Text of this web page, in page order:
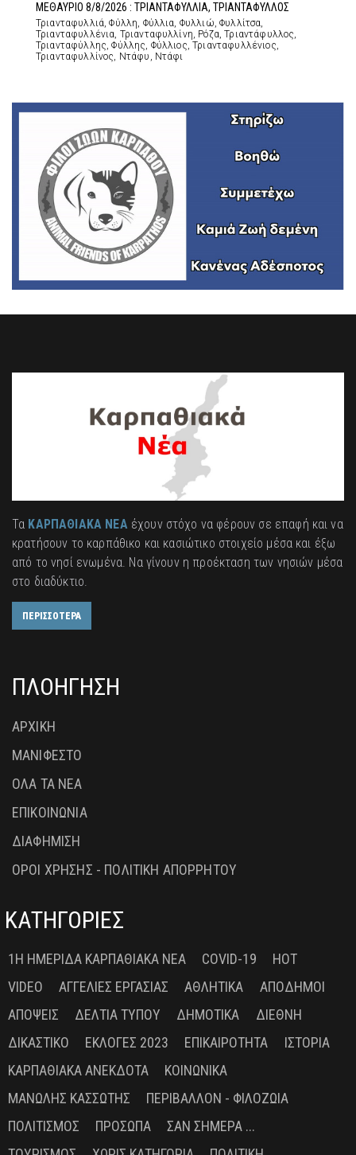
ΜΕΘΑΥΡΙΟ 8/8/2026 : ΤΡΙΑΝΤΑΦΥΛΛΙΑ, ΤΡΙΑΝΤΑΦΥΛΛΟΣ
Τριανταφυλλιά, Φύλλη, Φύλλια, Φυλλιώ, Φυλλίτσα,
Τριανταφυλλένια, Τριανταφυλλίνη, Ρόζα, Τριαντάφυλλος,
Τριανταφύλλης, Φύλλης, Φύλλιος, Τριανταφυλλένιος,
Τριανταφυλλίνος, Ντάφυ, Ντάφι
Τα ΚΑΡΠΑΘΙΑΚΑ ΝΕΑέχουν στόχο να φέρουν σε επαφή και να
κρατήσουν το καρπάθικο και κασιώτικο στοιχείο μέσα και έξω
από το νησί ενωμένα. Να γίνουν η προέκταση των νησιών μέσα
στο διαδύκτιο.
ΠΕΡΙΣΣΟΤΕΡΑ
ΠΛΟΗΓΗΣΗ
ΑΡΧΙΚΗ
ΜΑΝΙΦΕΣΤΟ
ΟΛΑ ΤΑ ΝΕΑ
ΕΠΙΚΟΙΝΩΝΙΑ
ΔΙΑΦΗΜΙΣΗ
ΟΡΟΙ ΧΡΗΣΗΣ - ΠΟΛΙΤΙΚΗ ΑΠΟΡΡΗΤΟΥ
ΚΑΤΗΓΟΡΙΕΣ
1Η ΗΜΕΡΊΔΑ ΚΑΡΠΑΘΙΑΚΆ ΝΈΑ COVID-19
HOT
VIDEO
ΑΓΓΕΛΊΕΣ ΕΡΓΑΣΊΑΣ ΑΘΛΗΤΙΚΆ
ΑΠΌΔΗΜΟΙ
ΑΠΌΨΕΙΣ
ΔΕΛΤΊΑ ΤΎΠΟΥ ΔΗΜΟΤΙΚΆ
ΔΙΕΘΝΉ
ΔΙΚΑΣΤΙΚΌ
ΕΚΛΟΓΈΣ 2023 ΕΠΙΚΑΙΡΌΤΗΤΑ
ΙΣΤΟΡΊΑ
ΚΑΡΠΑΘΙΑΚΆ ΑΝΈΚΔΟΤΑ
ΚΟΙΝΩΝΙΚΆ
ΜΑΝΏΛΗΣ ΚΑΣΣΏΤΗΣ
ΠΕΡΙΒΆΛΛΟΝ - ΦΙΛΟΖΩΊΑ
ΠΟΛΙΤΙΣΜΌΣ
ΠΡΌΣΩΠΑ
ΣΑΝ ΣΉΜΕΡΑ ...